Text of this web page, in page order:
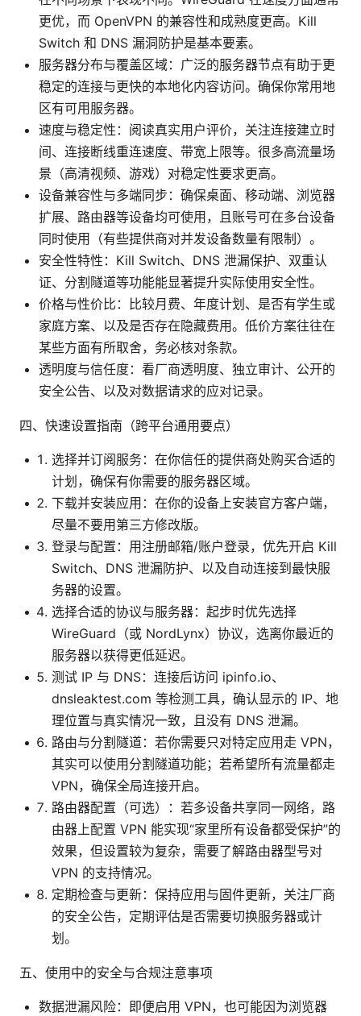
更优，而 OpenVPN 的兼容性和成熟度更高。Kill
Switch 和 DNS 漏洞防护是基本要素。
服务器分布与覆盖区域：广泛的服务器节点有助于更
稳定的连接与更快的本地化内容访问。确保你常用地
区有可用服务器。
速度与稳定性：阅读真实用户评价，关注连接建立时
间、连接断线重连速度、带宽上限等。很多高流量场
景（高清视频、游戏）对稳定性要求更高。
设备兼容性与多端同步：确保桌面、移动端、浏览器
扩展、路由器等设备均可使用，且账号可在多台设备
同时使用（有些提供商对并发设备数量有限制）。
安全性特性：Kill Switch、DNS 泄漏保护、双重认
证、分割隧道等功能能显著提升实际使用安全性。
价格与性价比：比较月费、年度计划、是否有学生或
家庭方案、以及是否存在隐藏费用。低价方案往往在
某些方面有所取舍，务必核对条款。
透明度与信任度：看厂商透明度、独立审计、公开的
安全公告、以及对数据请求的应对记录。
四、快速设置指南（跨平台通用要点）
选择并订阅服务：在你信任的提供商处购买合适的
计划，确保有你需要的服务器区域。
下载并安装应用：在你的设备上安装官方客户端，
尽量不要用第三方修改版。
登录与配置：用注册邮箱/账户登录，优先开启 Kill
Switch、DNS 泄漏防护、以及自动连接到最快服
务器的设置。
选择合适的协议与服务器：起步时优先选择
WireGuard（或 NordLynx）协议，选离你最近的
服务器以获得更低延迟。
测试 IP 与 DNS：连接后访问 ipinfo.io、
dnsleaktest.com 等检测工具，确认显示的 IP、地
理位置与真实情况一致，且没有 DNS 泄漏。
路由与分割隧道：若你需要只对特定应用走 VPN，
其实可以使用分割隧道功能；若希望所有流量都走
VPN，确保全局连接开启。
路由器配置（可选）：若多设备共享同一网络，路
由器上配置 VPN 能实现“家里所有设备都受保护”的
效果，但设置较为复杂，需要了解路由器型号对
VPN 的支持情况。
定期检查与更新：保持应用与固件更新，关注厂商
的安全公告，定期评估是否需要切换服务器或计
划。
五、使用中的安全与合规注意事项
数据泄漏风险：即便启用 VPN，也可能因为浏览器